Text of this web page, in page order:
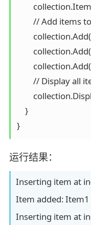
// Add items
// Display
    }
}
运行结果：
Inserting item at
Item added: Item1
Inserting item at